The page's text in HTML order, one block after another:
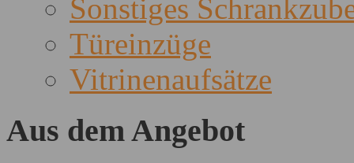
Sonstiges
Türeinzüge
Vitrinenaufsätze
Aus dem Angebot